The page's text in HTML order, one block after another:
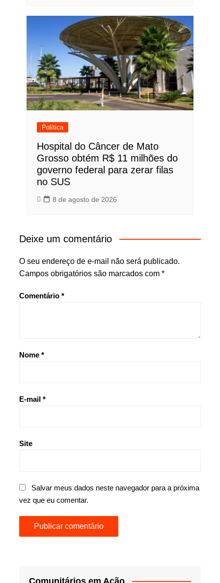
Política
Hospital do Câncer de Mato
Grosso obtém R$ 11 milhões do
governo federal para zerar filas
no SUS
8 de agosto de 2026
Deixe um comentário
O seu endereço de e-mail não será publicado.
Campos obrigatórios são marcados com *
Comentário *
Nome *
E-mail *
Site
Salvar meus dados neste navegador para a próxima
vez que eu comentar.
Comunitários em Ação